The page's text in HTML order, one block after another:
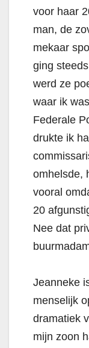
voor haar
man, de
mekaar
ging
werd ze
waar ik
Federale
drukte ik
omhelsde,
vooral
20
Nee dat
Jeanneke
menselijk
dramatiek
mijn zoon